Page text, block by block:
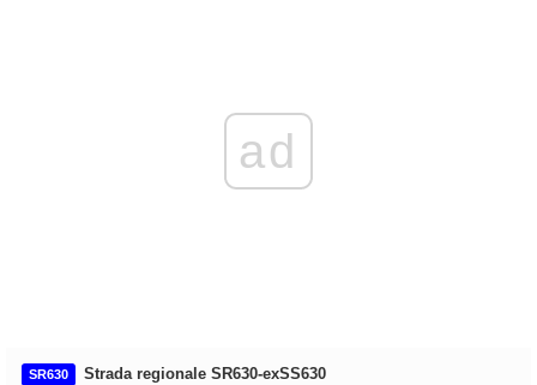
ad
SR630
Strada regionale SR630-exSS630